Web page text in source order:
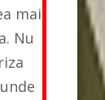
mai
Nu